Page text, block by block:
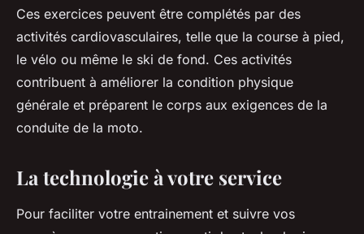
Ces exercices peuvent être complétés par des
activités cardiovasculaires, telle que la course à pied,
le vélo ou même le ski de fond. Ces activités
contribuent à améliorer la condition physique
générale et préparent le corps aux exigences de la
conduite de la moto.
La technologie à votre service
Pour faciliter votre entrainement et suivre vos